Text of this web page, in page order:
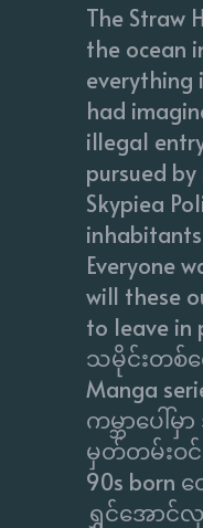
The Straw
the ocean
everything
had
illegal
pursued
Skypiea
Everyone
will these
to leave in
သမိုင်းတစ်
Manga
ကမ္ဘာပေါ်
မှတ်တမ်းဝ
90s born
ရွှင်အောင်